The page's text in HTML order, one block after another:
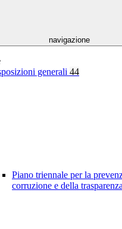
navigazione
generali 44
Piano triennale per la
corruzione e della trasparenza